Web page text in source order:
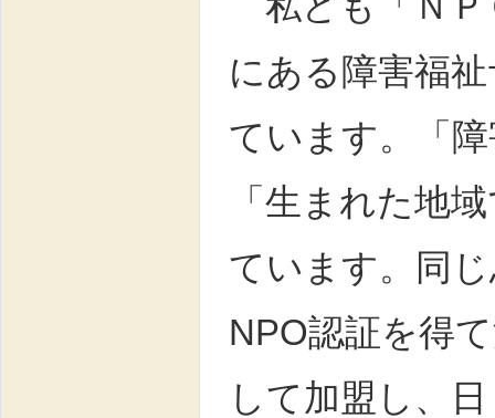
にある障害福
ています。「
「生まれた地
ています。同
NPO認証を得
して加盟し、